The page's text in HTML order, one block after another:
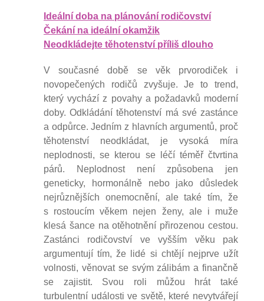
Ideální doba na plánování rodičovství
Čekání na ideální okamžik
Neodkládejte těhotenství příliš dlouho
V současné době se věk prvorodiček i
novopečených rodičů zvyšuje. Je to trend,
který vychází z povahy a požadavků moderní
doby. Odkládání těhotenství má své zastánce
a odpůrce. Jedním z hlavních argumentů, proč
těhotenství neodkládat, je vysoká míra
neplodnosti, se kterou se léčí téměř čtvrtina
párů. Neplodnost není způsobena jen
geneticky, hormonálně nebo jako důsledek
nejrůznějších onemocnění, ale také tím, že
s rostoucím věkem nejen ženy, ale i muže
klesá šance na otěhotnění přirozenou cestou.
Zastánci rodičovství ve vyšším věku pak
argumentují tím, že lidé si chtějí nejprve užít
volnosti, věnovat se svým zálibám a finančně
se zajistit. Svou roli můžou hrát také
turbulentní události ve světě, které nevytvářejí